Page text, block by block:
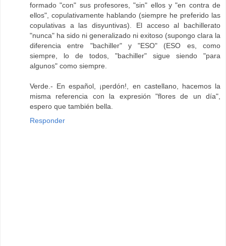
formado "con" sus profesores, "sin" ellos y "en contra de
ellos", copulativamente hablando (siempre he preferido las
copulativas a las disyuntivas). El acceso al bachillerato
"nunca" ha sido ni generalizado ni exitoso (supongo clara la
diferencia entre "bachiller" y "ESO" (ESO es, como
siempre, lo de todos, "bachiller" sigue siendo "para
algunos" como siempre.
Verde.- En español, ¡perdón!, en castellano, hacemos la
misma referencia con la expresión "flores de un día",
espero que también bella.
Responder